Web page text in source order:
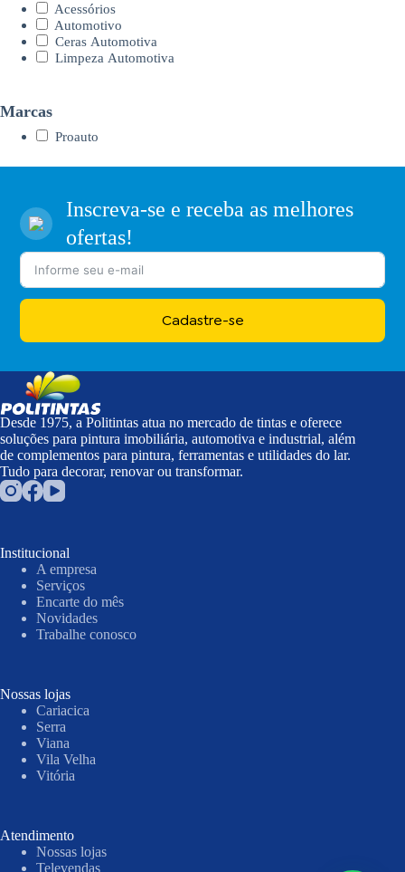
Acessórios
Automotivo
Ceras Automotiva
Limpeza Automotiva
Marcas
Proauto
Inscreva-se e receba as melhores
ofertas!
Cadastre-se
Desde 1975, a Politintas atua no mercado de tintas e oferece
soluções para pintura imobiliária, automotiva e industrial, além
de complementos para pintura, ferramentas e utilidades do lar.
Tudo para decorar, renovar ou transformar.
Institucional
A empresa
Serviços
Encarte do mês
Novidades
Trabalhe conosco
Nossas lojas
Cariacica
Serra
Viana
Vila Velha
Vitória
Atendimento
Nossas lojas
Televendas